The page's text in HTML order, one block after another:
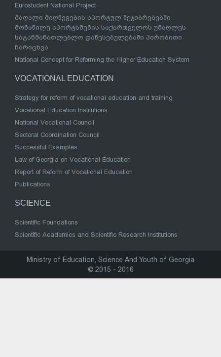
Eurostudent National Project
მაღალი მიღწევების სპორტულ შეჯიბრებებში
მონაწილე სპორტსმენის საქართველოს უმაღლეს
საგანმანათლებლო დაწესებულებაში პირობითი
ჩარიცხვა
National Concept for Reforming the Higher Education System
VOCATIONAL EDUCATION
Strategy for reform of vocational education and training
Vocational Education Institutions
National Vocational Council
Sectoral Coordination Council
Successful Examples
Law of Georgia on Vocational Education
Report of Reform of Vocational Education
Publications
SCIENCE
Scientific Foundations
Scientific Academies and Scientific Research Institutions
Ministry of Education, Science And Youth of Georgia
© 2015 - 2016